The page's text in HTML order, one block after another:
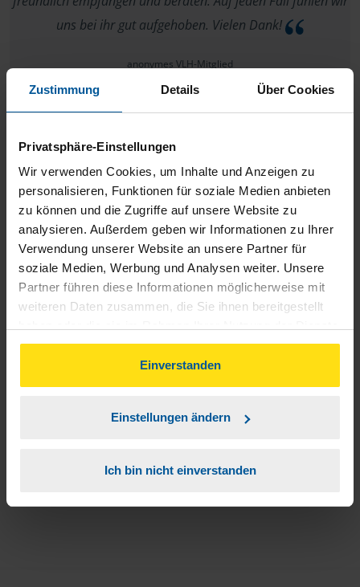
Zustimmung Details Über Cookies
Privatsphäre-Einstellungen
Wir verwenden Cookies, um Inhalte und Anzeigen zu
personalisieren, Funktionen für soziale Medien anbieten
zu können und die Zugriffe auf unsere Website zu
analysieren. Außerdem geben wir Informationen zu Ihrer
Verwendung unserer Website an unsere Partner für
soziale Medien, Werbung und Analysen weiter. Unsere
Partner führen diese Informationen möglicherweise mit
weiteren Daten zusammen, die Sie ihnen bereitgestellt
gesammelt haben. Indem Sie auf Einverstanden klicken,
können Sie der Verwendung von Cookies, gemäß
unserer
Einverstanden
Einstellungen ändern
Ich bin nicht einverstanden
uns bei ihr gut aufgehoben. Vielen Dank!
anonymes VLH-Mitglied
Sehr gute Zusammenarbeit.
anonymes VLH-Mitglied
Alles Super
anonymes VLH-Mitglied